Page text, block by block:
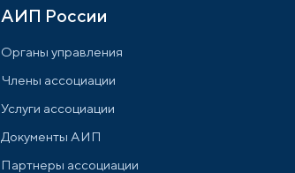
АИП России
Органы управления
Члены ассоциации
Услуги ассоциации
Документы АИП
Партнеры ассоциации